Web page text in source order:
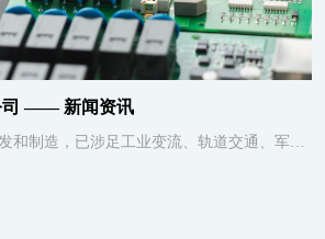
司 —— 新闻资讯
和制造，已涉足工业变流、轨道交通、军工
：大功率整流装置、高频开关电源、调功